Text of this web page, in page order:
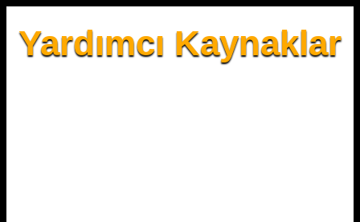
Yardımcı Kaynaklar